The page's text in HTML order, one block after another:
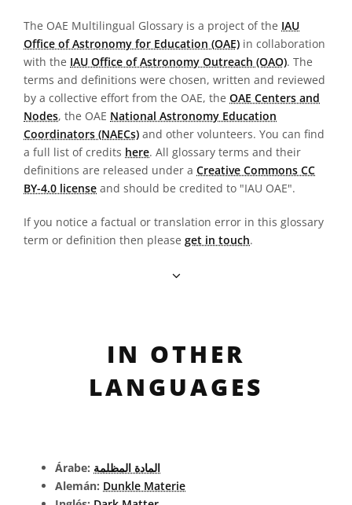
The OAE Multilingual Glossary is a project of the IAU
Office of Astronomy for Education (OAE) in collaboration
with the IAU Office of Astronomy Outreach (OAO). The
terms and definitions were chosen, written and reviewed
by a collective effort from the OAE, the OAE Centers and
Nodes, the OAE National Astronomy Education
Coordinators (NAECs) and other volunteers. You can find
a full list of credits here. All glossary terms and their
definitions are released under a Creative Commons CC
BY-4.0 license and should be credited to "IAU OAE".
If you notice a factual or translation error in this glossary
term or definition then please get in touch.
IN OTHER
LANGUAGES
Árabe: المادة المظلمة
Alemán: Dunkle Materie